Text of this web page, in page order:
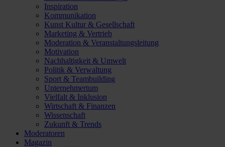
Inspiration
Kommunikation
Kunst Kultur & Gesellschaft
Marketing & Vertrieb
Moderation & Veranstaltungsleitung
Motivation
Nachhaltigkeit & Umwelt
Politik & Verwaltung
Sport & Teambuilding
Unternehmertum
Vielfalt & Inklusion
Wirtschaft & Finanzen
Wissenschaft
Zukunft & Trends
Moderatoren
Magazin